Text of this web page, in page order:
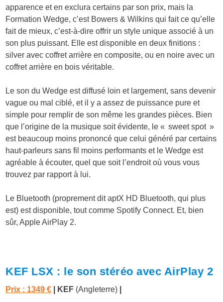
apparence et en exclura certains par son prix, mais la
Formation Wedge, c’est Bowers & Wilkins qui fait ce qu’elle
fait de mieux, c’est-à-dire offrir un style unique associé à un
son plus puissant. Elle est disponible en deux finitions :
silver avec coffret arrière en composite, ou en noire avec un
coffret arrière en bois véritable.
Le son du Wedge est diffusé loin et largement, sans devenir
vague ou mal ciblé, et il y a assez de puissance pure et
simple pour remplir de son même les grandes pièces. Bien
que l’origine de la musique soit évidente, le « sweet spot »
est beaucoup moins prononcé que celui généré par certains
haut-parleurs sans fil moins performants et le Wedge est
agréable à écouter, quel que soit l’endroit où vous vous
trouvez par rapport à lui.
Le Bluetooth (proprement dit aptX HD Bluetooth, qui plus
est) est disponible, tout comme Spotify Connect. Et, bien
sûr, Apple AirPlay 2.
KEF LSX : le son stéréo avec AirPlay 2
Prix : 1349 € | KEF (Angleterre)